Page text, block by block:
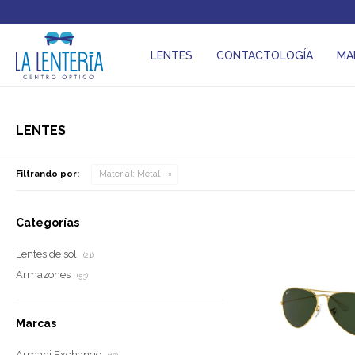
LENTES CONTACTOLOGÍA
LENTES
Filtrando por: Material: Metal
Categorías
Lentes de sol (21)
Armazones (53)
Marcas